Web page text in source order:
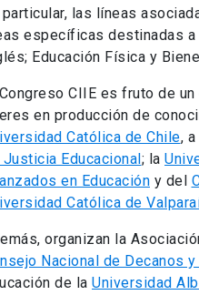
particular, las líneas
específicas destinadas
Educación Física y
CIIE es fruto de
en producción de
Católica de Chile,
Educacional; la
en Educación y del
Católica de
organizan la
Nacional de Decanos
de la Universidad